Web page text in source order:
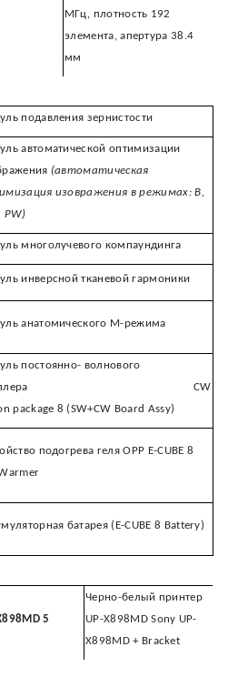
Черно-белый принтер
UP-X898MD Sony UP-
MГц, плотность 192
элемента, апертура 38.4
мм
подавления зернистости
автоматической оптимизации
(автоматическая
изовражения в режимах: B,
PW)
многолучевого компаундинга
инверсной тканевой гармоники
анатомического М-режима
постоянно- волнового
CW
package 8 (SW+CW Board Assy)
подогрева геля OPP E-CUBE 8
батарея (E-CUBE 8 Battery)
5
Черно-белый принтер
UP-X898MD Sony UP-
X898MD + Bracket